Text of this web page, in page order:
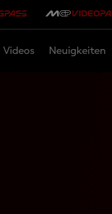
Videos Neuigkeiten